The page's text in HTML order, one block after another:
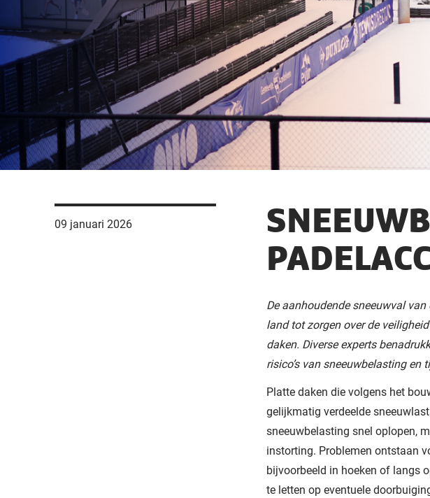
09 januari 2026
De aanhoudende sneeuwval
land tot zorgen over de
daken. Diverse experts
risico’s van sneeuwbelasting
Platte daken die volgens het
gelijkmatig verdeelde
sneeuwbelasting snel oplopen,
instorting. Problemen ontstaan
bijvoorbeeld in hoeken of langs
te letten op eventuele